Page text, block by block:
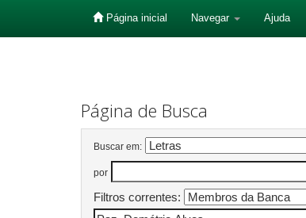
Página inicial Navegar Ajuda
Página de Busca
Buscar em:
por
Filtros correntes: